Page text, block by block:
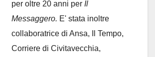
per oltre 20 anni per Il
Messaggero. E' stata inoltre
collaboratrice di Ansa, Il Tempo,
Corriere di Civitavecchia,